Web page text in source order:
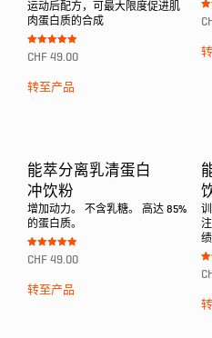
运动后配方，可最大限度促进肌
肉蛋白质的合成
Bewertet mit
5.00
CHF 49.00
转至产品
能萃分离乳清蛋白
冲饮粉
增加动力。 不含乳糖。 高达 85%
的蛋白质。
Bewertet mit
5.00
CHF 49.00
转至产品
绩